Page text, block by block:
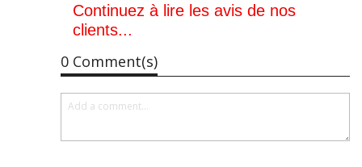
Continuez à lire les avis de nos
clients...
0 Comment(s)